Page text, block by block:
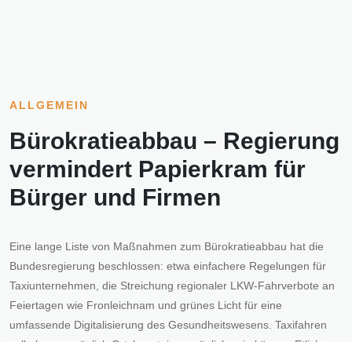
ALLGEMEIN
Bürokratieabbau – Regierung
vermindert Papierkram für
Bürger und Firmen
Eine lange Liste von Maßnahmen zum Bürokratieabbau hat die
Bundesregierung beschlossen: etwa einfachere Regelungen für
Taxiunternehmen, die Streichung regionaler LKW-Fahrverbote an
Feiertagen wie Fronleichnam und grünes Licht für eine
umfassende Digitalisierung des Gesundheitswesens. Taxifahren